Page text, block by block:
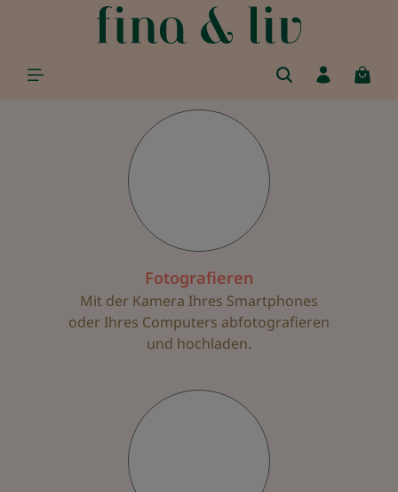
springen
Fotografieren
Mit der Kamera Ihres Smartphones
oder Ihres Computers abfotografieren
und hochladen.